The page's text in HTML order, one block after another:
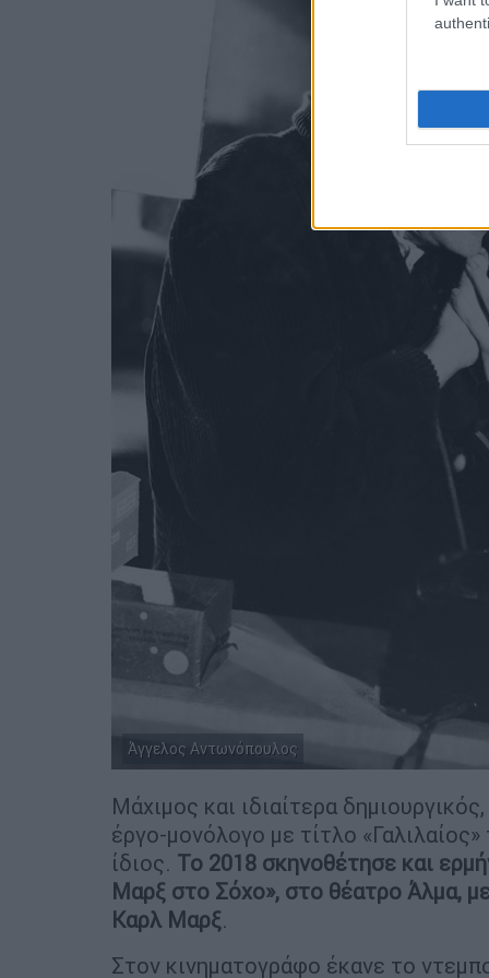
Άγγελος Αντωνόπουλος
Μάχιμος και ιδιαίτερα
έργο-μονόλογο με τίτλο
ίδιος. Το 2018 σκηνοθέτησε και
Μαρξ στο Σόχο», στο θέατρο Άλμα,
Καρλ Μαρξ.
Στον κινηματογράφο έκανε το